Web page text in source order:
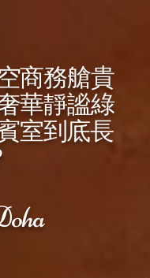
商務艙貴
華靜謐綠
室到底長